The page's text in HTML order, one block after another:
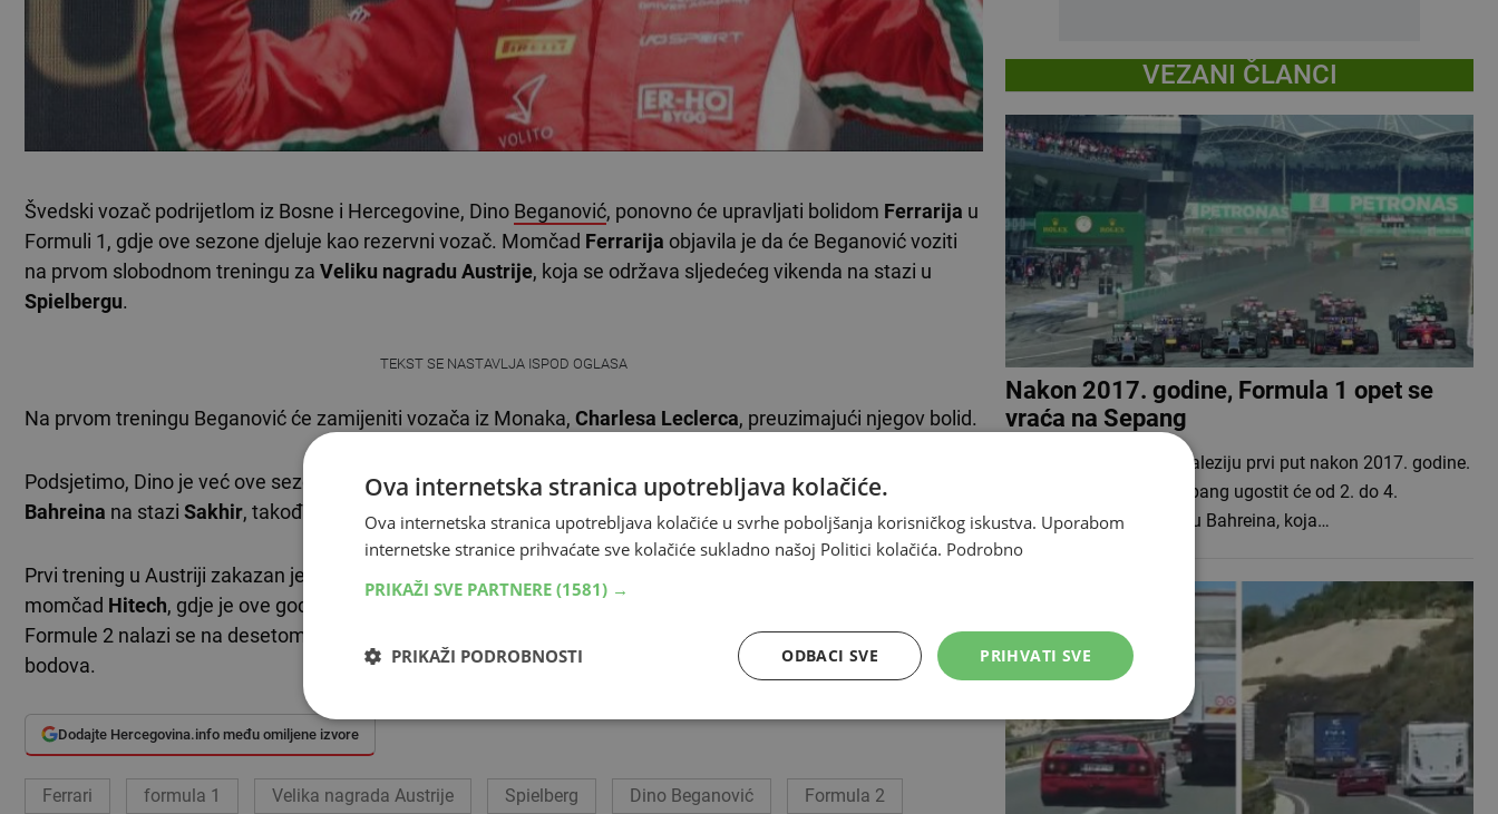
Švedski vozač podrijetlom iz Bosne i Hercegovine, Dino Beganović, ponovno će upravljati bolidom Ferrarija u
Formuli 1, gdje ove sezone djeluje kao rezervni vozač. Momčad Ferrarija objavila je da će Beganović voziti
na prvom slobodnom treningu za Veliku nagradu Austrije, koja se održava sljedećeg vikenda na stazi u
Spielbergu.
TEKST SE NASTAVLJA ISPOD OGLASA
Na prvom treningu Beganović će zamijeniti vozača iz Monaka, Charlesa Leclerca, preuzimajući njegov bolid.
Podsjetimo, Dino je već ove sezone nastupio na jednom treningu zaFerrari– i to naVelikoj nagradi
Bahreina na stazi Sakhir, također kao zamjena za Leclerca.
Prvi trening u Austriji zakazan je za petak u 13:30 sati. Trenutačno se Beganović natječe u Formuli 2 za
momčad Hitech, gdje je ove godine dvaput osvojio postolje – u Imoli
Formule 2 nalazi se na desetom mjestu s 29 osvojenih bodova, dok vodeći u prvenstvu, Alex Dunne, ima 87
bodova.
Dodajte Hercegovina.info među omiljene izvore
Ferrari formula 1 Velika nagrada Austrije Spielberg Dino Beganović Formula 2
VEZANI ČLANCI
Nakon 2017. godine, Formula 1 opet se
vraća na Sepang
Formula 1 vraća se u Maleziju prvi put nakon 2017. godine.
Međunarodna staza Sepang ugostit će od 2. do 4.
listopada Veliku nagradu Bahreina, koja…
Ova internetska stranica upotrebljava kolačiće.
Ova internetska stranica upotrebljava kolačiće u svrhe poboljšanja korisničkog iskustva. Uporabom
internetske stranice prihvaćate sve kolačiće sukladno našoj Politici kolačića. Podrobno
PRIKAŽI SVE PARTNERE (1581) →
PRIHVATI SVE
ODBACI SVE
PRIKAŽI PODROBNOSTI